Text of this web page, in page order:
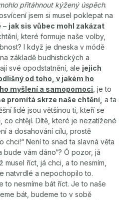
přitáhnout kýžený úspěch.
jsem si musel poklepat na
– jak sis vůbec mohl zakázat
které formuje naše volby,
I když je dneska v módě
základě budhistických a
své opodstatnění, ale jejich
od toho, v jakém ho
myšlení a samopomoci , je to
promítá skrze naše chtění, a ta
lidé jsou většinou ti, kteří se
co chtějí. Dítě, které je nezatížené
a dosahování cílu, prostě
chci!“ Není to snad ta slavná věta
bude vám dáno“? Ó pozor, já
říct, já chci, a to nesmím,
natvrdlé a nepochopilo to.
to nesmíme bát říct. Je to naše
bát, budeme to v sobě